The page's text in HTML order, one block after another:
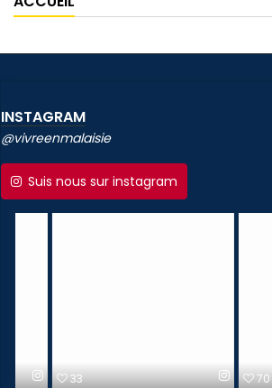
INSTAGRAM
@vivreenmalaisie
Suis nous sur instagram
33 70